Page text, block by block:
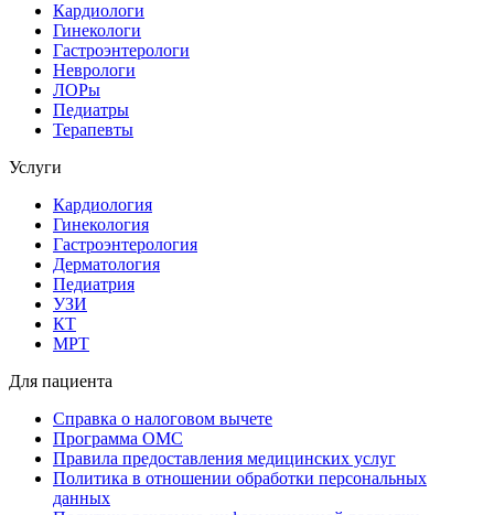
Кардиологи
Гинекологи
Гастроэнтерологи
Неврологи
ЛОРы
Педиатры
Терапевты
Услуги
Кардиология
Гинекология
Гастроэнтерология
Дерматология
Педиатрия
УЗИ
КТ
МРТ
Для пациента
Справка о налоговом вычете
Программа ОМС
Правила предоставления медицинских услуг
Политика в отношении обработки персональных
данных